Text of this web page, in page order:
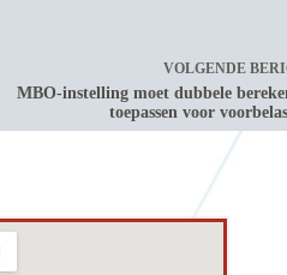
VOLGENDE
MBO-instelling moet dubbele
toepassen voor